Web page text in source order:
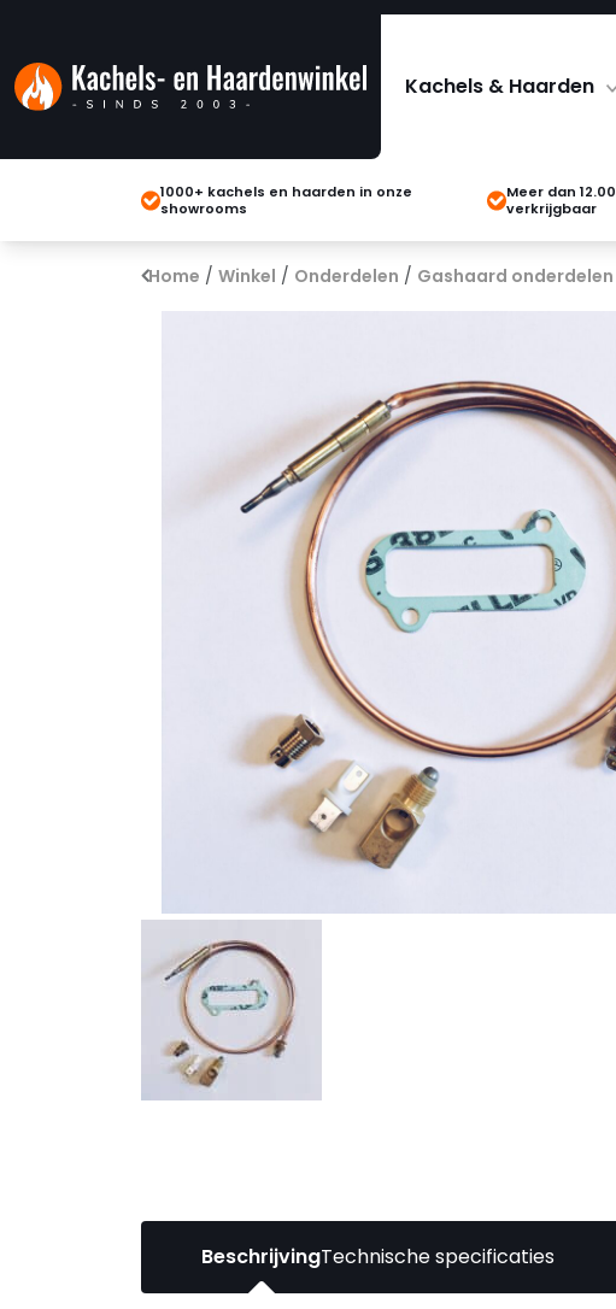
Kachels & Haarden
1000+ kachels en haarden in onze
showrooms
Meer dan
verkrijgbaar
Home / Winkel / Onderdelen / Gashaard onderdelen
BeschrijvingTechnische specificaties